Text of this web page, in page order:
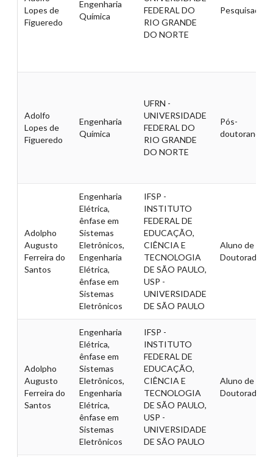
Lopes de
Figueredo
Engenharia
Química
FEDERAL DO
RIO GRANDE
DO NORTE
Pesquisador
Adolfo
Lopes de
Figueredo
Engenharia
Química
UFRN -
UNIVERSIDADE
FEDERAL DO
RIO GRANDE
DO NORTE
Pós-
doutorando
Adolpho
Augusto
Ferreira do
Santos
Engenharia
Elétrica,
ênfase em
Sistemas
Eletrônicos,
Engenharia
Elétrica,
ênfase em
Sistemas
Eletrônicos
IFSP -
INSTITUTO
FEDERAL DE
EDUCAÇÃO,
CIÊNCIA E
TECNOLOGIA
DE SÃO PAULO,
USP -
UNIVERSIDADE
DE SÃO PAULO
Aluno de
Doutorado
Adolpho
Augusto
Ferreira do
Santos
Engenharia
Elétrica,
ênfase em
Sistemas
Eletrônicos,
Engenharia
Elétrica,
ênfase em
Sistemas
Eletrônicos
IFSP -
INSTITUTO
FEDERAL DE
EDUCAÇÃO,
CIÊNCIA E
TECNOLOGIA
DE SÃO PAULO,
USP -
UNIVERSIDADE
DE SÃO PAULO
Aluno de
Doutorado